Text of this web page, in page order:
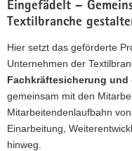
Eingefädelt –
Textilbranche
Hier setzt das geförderte
Unternehmen der
Fachkräftesicherung
gemeinsam mit den
Mitarbeitendenlaufbahn
Einarbeitung,
hinweg.